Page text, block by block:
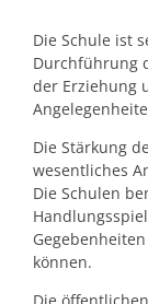
Die Schule ist
Durchführung
der Erziehung
Die Stärkung
wesentliches
Die Schulen
können.